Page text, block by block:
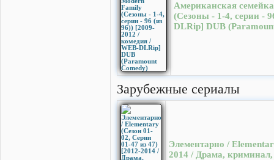
Американская
(Сезоны - 1-4, серии -
DLRip] DUB
Зарубежные сериалы
Элементарно /
2014 / Драма,